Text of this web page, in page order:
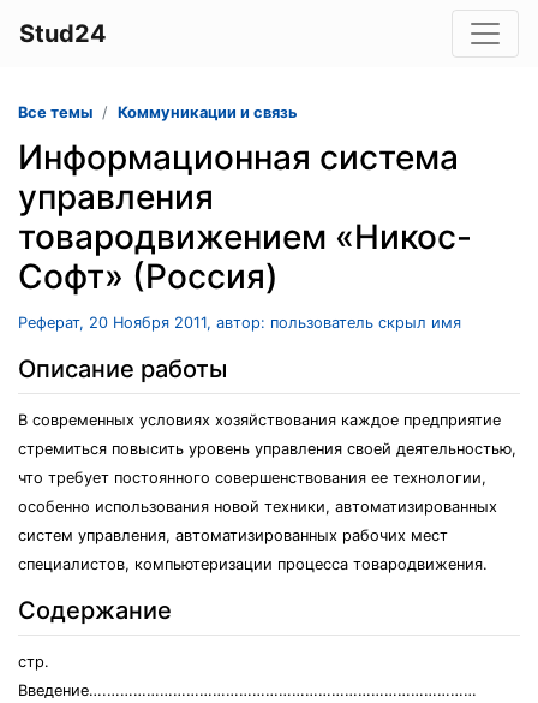
Stud24
Все темы Коммуникации и связь
Информационная система
управления
товародвижением «Никос-
Софт» (Россия)
Реферат, 20 Ноября 2011, автор: пользователь скрыл имя
Описание работы
В современных условиях хозяйствования каждое предприятие
стремиться повысить уровень управления своей деятельностью,
что требует постоянного совершенствования ее технологии,
особенно использования новой техники, автоматизированных
систем управления, автоматизированных рабочих мест
специалистов, компьютеризации процесса товародвижения.
Содержание
стр.
Введение….…………………………………………………………………………